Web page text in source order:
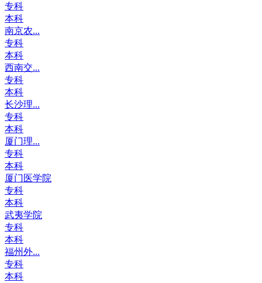
专科
本科
南京农...
专科
本科
西南交...
专科
本科
长沙理...
专科
本科
厦门理...
专科
本科
厦门医学院
专科
本科
武夷学院
专科
本科
福州外...
专科
本科